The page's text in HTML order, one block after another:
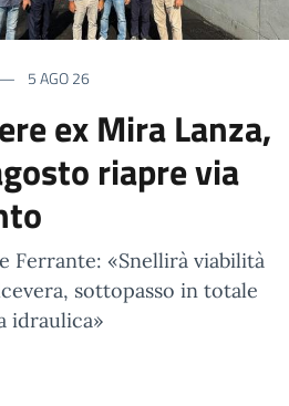
5 AGO 26
ex Mira Lanza,
riapre via
Ferrante: «Snellirà viabilità
sottopasso in totale
idraulica»